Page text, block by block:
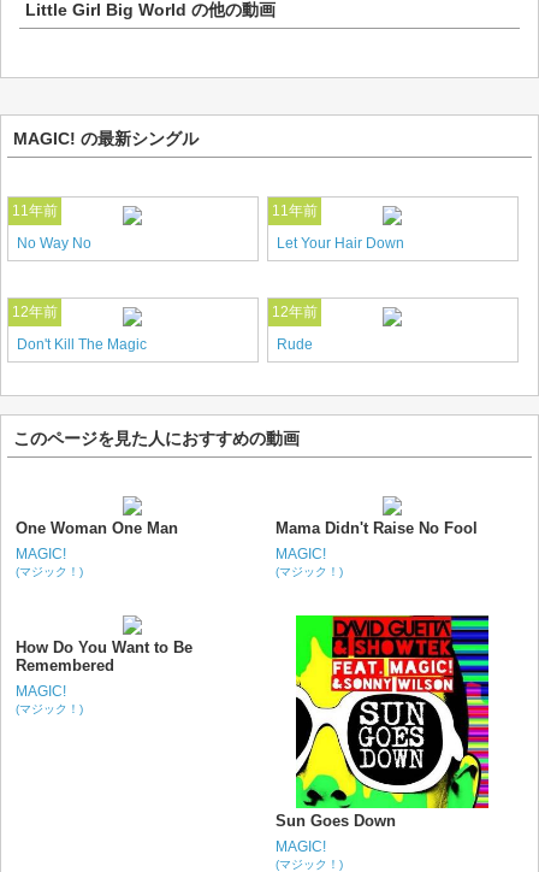
Little Girl Big World の他の動画
MAGIC! の最新シングル
11年前
No Way No
11年前
Let Your Hair Down
12年前
Don't Kill The Magic
12年前
Rude
このページを見た人におすすめの動画
One Woman One Man
MAGIC!
(マジック！)
Mama Didn't Raise No Fool
MAGIC!
(マジック！)
How Do You Want to Be
Remembered
MAGIC!
(マジック！)
Sun Goes Down
MAGIC!
(マジック！)